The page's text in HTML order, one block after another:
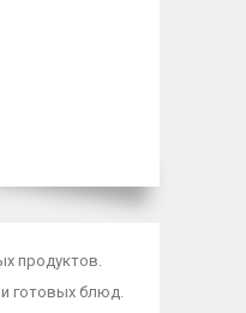
продуктов.
и готовых блюд.